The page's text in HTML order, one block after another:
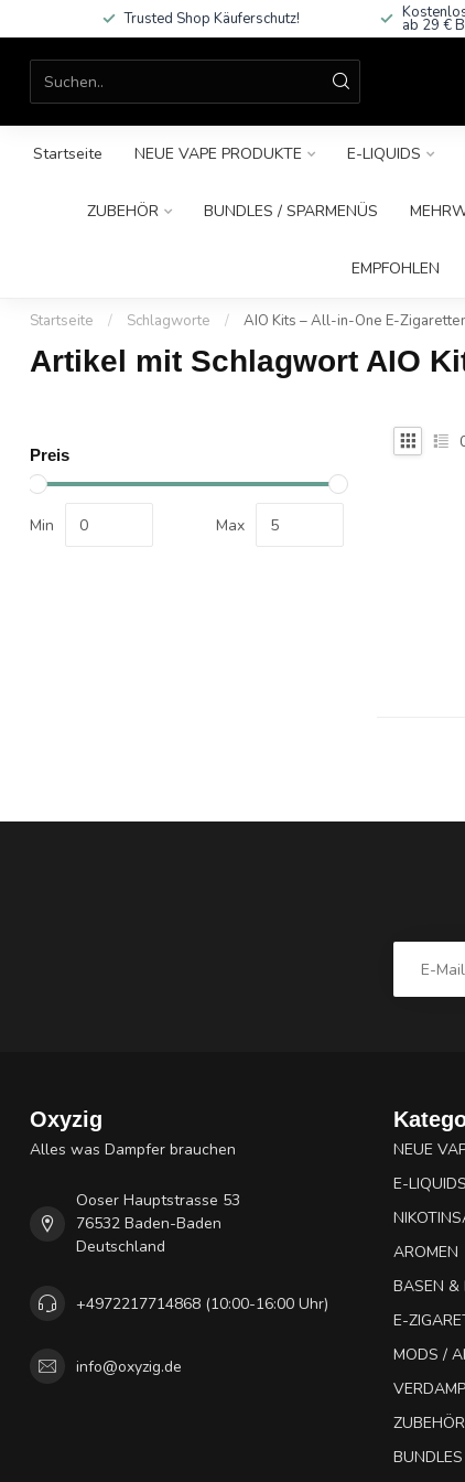
Trusted Shop Käuferschutz! ab 29 €
Startseite NEUE VAPE PRODUKTE E-LIQUIDS
ZUBEHÖR BUNDLES / SPARMENÜS
EMPFOHLEN
Startseite / Schlagworte / AIO Kits – All-in-One E-
Artikel mit Schlagwort AIO
Preis
Min Max
Oxyzig
Alles was Dampfer brauchen
Ooser Hauptstrasse 53
76532 Baden-Baden
Deutschland
+4972217714868 (10:00-16:00 Uhr)
info@oxyzig.de
NEUE
E-LIQUIDS
AROMEN
BASEN &
E-
MODS /
ZUBEHÖR